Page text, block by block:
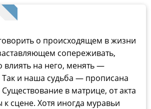
о происходящем в жизни
сопереживать,
влиять на него, менять —
Так и наша судьба — прописана
в матрице, от акта
к сцене. Хотя иногда муравьи